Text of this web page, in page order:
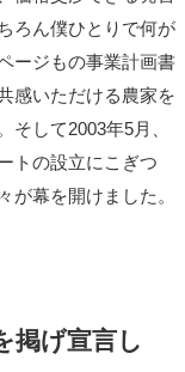
ろん僕ひとりで何が
ージもの事業計画書
感いただける農家を
して2003年5月、
トの設立にこぎつ
が幕を開けました。
掲げ宣言し